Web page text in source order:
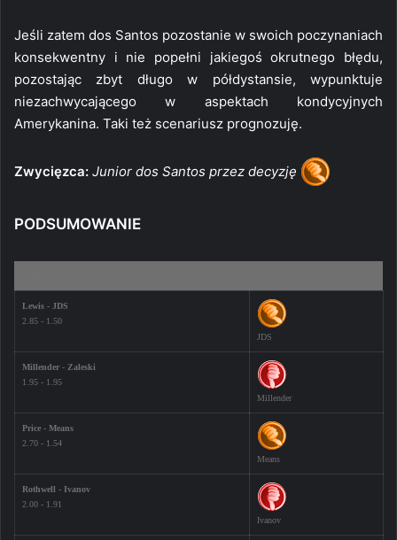
Jeśli zatem dos Santos pozostanie w swoich poczynaniach
konsekwentny i nie popełni jakiegoś okrutnego błędu,
pozostając zbyt długo w półdystansie, wypunktuje
niezachwycającego w aspektach kondycyjnych
Amerykanina. Taki też scenariusz prognozuję.
Zwycięzca: Junior dos Santos przez decyzję
PODSUMOWANIE
Lewis - JDS
2.85 - 1.50
JDS
Millender - Zaleski
1.95 - 1.95
Millender
Price - Means
2.70 - 1.54
Means
Rothwell - Ivanov
2.00 - 1.91
Ivanov